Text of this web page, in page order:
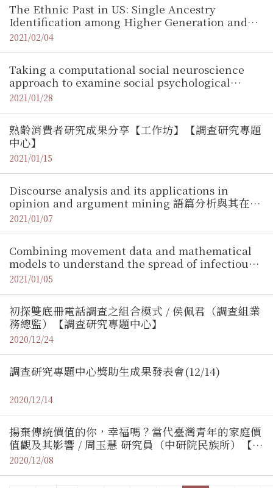
Amsterdam)【調查研究專題中心】
The Ethnic Past in US: Single Ancestry
Identification among Higher Generation and
Their Life Outcomes / 黃賀寶（清華大學經濟學
系）【調查研究專題中心】
2021/02/04
Taking a computational social neuroscience
approach to examine social psychological
processes / Pin-Hao Andy Chen (台灣大學心理系
助理教授)【調查研究專題中心】
2021/01/28
熟齡消費者研究成果分享【工作坊】【調查研究專題
中心】
2021/01/15
Discourse analysis and its applications in
opinion and argument mining 語篇分析與其在意
見探勘與議論探勘的應用 / 黃瀚萱 (政治大學資訊科
學系助理教授)【調查研究專題中心】
2021/01/07
Combining movement data and mathematical
models to understand the spread of infectious
diseases / 張筱涵助理教授（清大生物資訊與結構生
物研究所）【地理資訊專題中心】
2021/01/05
初探雙底冊電話調查之組合模式 / 侯佩君（調查組業
務總監）【調查研究專題中心】
2020/12/24
調查研究專題中心獎助生成果發表會(12/14)
2020/12/14
揚棄傳統價值的你，幸福嗎？當代臺灣青年的家庭價
值觀及其影響 / 周玉慧 研究員（中研院民族所）【調
查研究專題中心】
2020/12/08